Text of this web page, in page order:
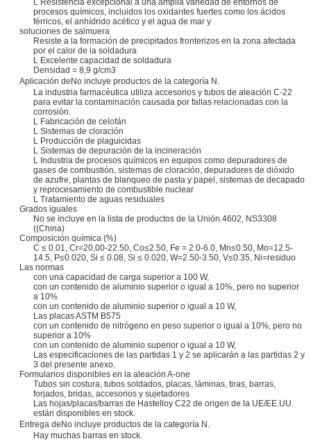
L Resistencia excepcional a una amplia variedad de entornos de
procesos químicos, incluidos los oxidantes fuertes como los ácidos
férricos, el anhídrido acético y el agua de mar y
soluciones de salmuera
Resiste a la formación de precipitados fronterizos en la zona afectada
por el calor de la soldadura
L Excelente capacidad de soldadura
Densidad = 8,9 g/cm3
Aplicación deNo incluye productos de la categoría N.
La industria farmacéutica utiliza accesorios y tubos de aleación C-22
para evitar la contaminación causada por fallas relacionadas con la
corrosión.
L Fabricación de celofán
L Sistemas de cloración
L Producción de plaguicidas
L Sistemas de depuración de la incineración
L Industria de procesos químicos en equipos como depuradores de
gases de combustión, sistemas de cloración, depuradores de dióxido
de azufre, plantas de blanqueo de pasta y papel, sistemas de decapado
y reprocesamiento de combustible nuclear
L Tratamiento de aguas residuales
Grados iguales
No se incluye en la lista de productos de la Unión.4602, NS3308
((China)
Composición química (%)
C ≤ 0.01, Cr=20,00-22.50, Co≤2.50, Fe = 2.0-6.0, Mn≤0.50, Mo=12.5-
14.5, P≤0.020, Si ≤ 0.08, Si ≤ 0.020, W=2.50-3.50, V≤0.35, Ni=residuo
Las normas
con una capacidad de carga superior a 100 W,
con un contenido de aluminio superior o igual a 10%, pero no superior
a 10%
con un contenido de aluminio superior o igual a 10 W,
Las placas ASTM B575
con un contenido de nitrógeno en peso superior o igual a 10%, pero no
superior a 10%
con un contenido de aluminio superior o igual a 10 W,
Las especificaciones de las partidas 1 y 2 se aplicarán a las partidas 2 y
3 del presente anexo.
Formularios disponibles en la aleación A-one
Tubos sin costura, tubos soldados, placas, láminas, tiras, barras,
forjados, bridas, accesorios y sujetadores
Las hojas/placas/barras de Hastelloy C22 de origen de la UE/EE.UU.
están disponibles en stock.
Entrega deNo incluye productos de la categoría N.
Hay muchas barras en stock.